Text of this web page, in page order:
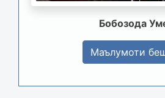
Бобозода
Маълумоти